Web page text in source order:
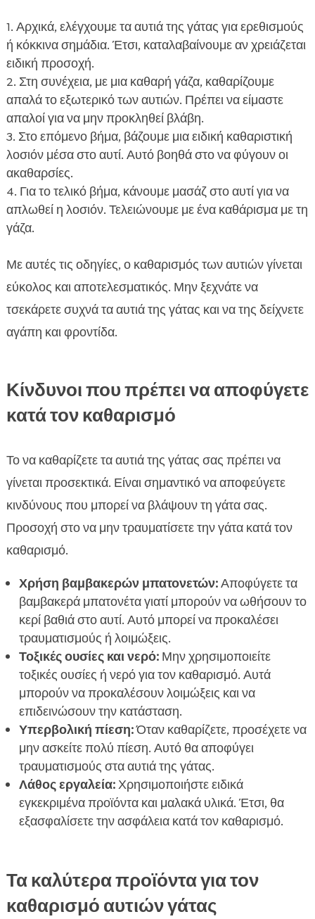
Αρχικά, ελέγχουμε τα αυτιά της γάτας για ερεθισμούς
ή κόκκινα σημάδια. Έτσι, καταλαβαίνουμε αν χρειάζεται
ειδική προσοχή.
Στη συνέχεια, με μια καθαρή γάζα, καθαρίζουμε
απαλά το εξωτερικό των αυτιών. Πρέπει να είμαστε
απαλοί για να μην προκληθεί βλάβη.
Στο επόμενο βήμα, βάζουμε μια ειδική καθαριστική
λοσιόν μέσα στο αυτί. Αυτό βοηθά στο να φύγουν οι
ακαθαρσίες.
Για το τελικό βήμα, κάνουμε μασάζ στο αυτί για να
απλωθεί η λοσιόν. Τελειώνουμε με ένα καθάρισμα με τη
γάζα.
Με αυτές τις οδηγίες, ο καθαρισμός των αυτιών γίνεται
εύκολος και αποτελεσματικός. Μην ξεχνάτε να
τσεκάρετε συχνά τα αυτιά της γάτας και να της δείχνετε
αγάπη και φροντίδα.
Κίνδυνοι που πρέπει να αποφύγετε
κατά τον καθαρισμό
Το να καθαρίζετε τα αυτιά της γάτας σας πρέπει να
γίνεται προσεκτικά. Είναι σημαντικό να αποφεύγετε
κινδύνους που μπορεί να βλάψουν τη γάτα σας.
Προσοχή στο να μην τραυματίσετε την γάτα κατά τον
καθαρισμό.
Χρήση βαμβακερών μπατονετών:Αποφύγετε τα
βαμβακερά μπατονέτα γιατί μπορούν να ωθήσουν το
κερί βαθιά στο αυτί. Αυτό μπορεί να προκαλέσει
τραυματισμούς ή λοιμώξεις.
Τοξικές ουσίες και νερό:Μην χρησιμοποιείτε
τοξικές ουσίες ή νερό για τον καθαρισμό. Αυτά
μπορούν να προκαλέσουν λοιμώξεις και να
επιδεινώσουν την κατάσταση.
Υπερβολική πίεση:Όταν καθαρίζετε, προσέχετε να
μην ασκείτε πολύ πίεση. Αυτό θα αποφύγει
τραυματισμούς στα αυτιά της γάτας.
Λάθος εργαλεία:Χρησιμοποιήστε ειδικά
εγκεκριμένα προϊόντα και μαλακά υλικά. Έτσι, θα
εξασφαλίσετε την ασφάλεια κατά τον καθαρισμό.
Τα καλύτερα προϊόντα για τον
καθαρισμό αυτιών γάτας